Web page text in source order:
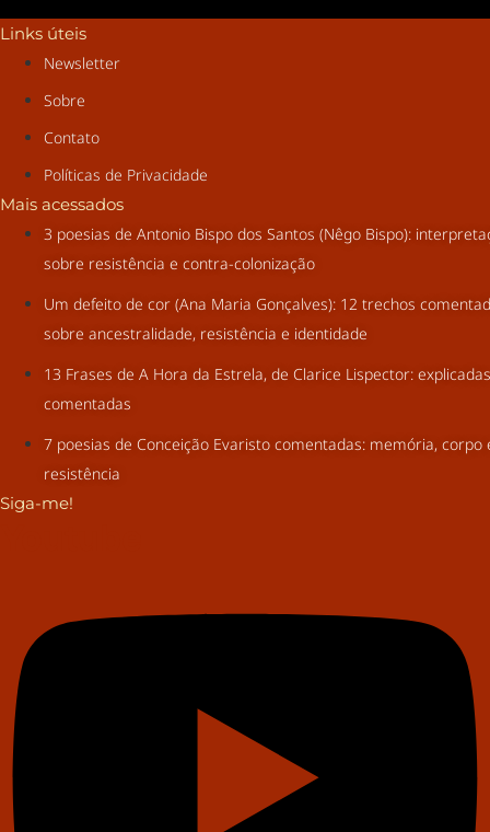
Links úteis
Newsletter
Sobre
Contato
Políticas de Privacidade
Mais acessados
3 poesias de Antonio Bispo dos Santos (Nêgo Bispo):
sobre resistência e contra-colonização
Um defeito de cor (Ana Maria Gonçalves): 12 trechos
sobre ancestralidade, resistência e identidade
13 Frases de A Hora da Estrela, de Clarice Lispector:
comentadas
7 poesias de Conceição Evaristo comentadas: memória, corpo
resistência
Siga-me!